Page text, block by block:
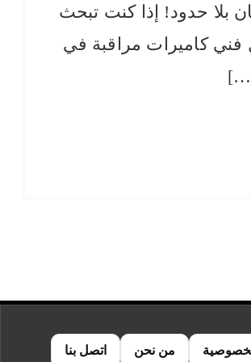
بلا حدود! إذا كنت تبحث
كاميرات مراقبة في
[…]
من نحن اتصل بنا